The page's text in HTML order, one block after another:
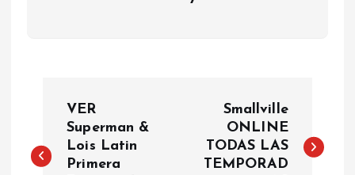
VER
Superman &
Lois Latin
Primera
Smallville
ONLINE
TODAS LAS
TEMPORAD